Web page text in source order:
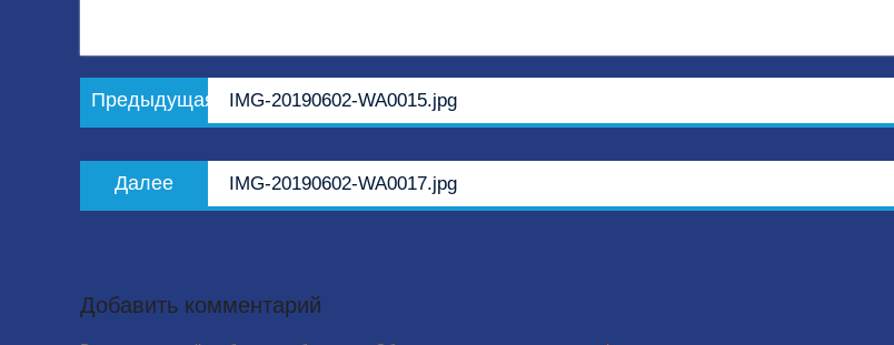
Навигация
по
Предыдущая
запись:
IMG-20190602-WA0015.jpg
Далее
запись:
IMG-20190602-WA0017.jpg
Добавить комментарий